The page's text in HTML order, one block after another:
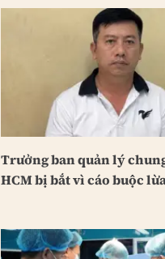
Trưởng ban quản lý
HCM bị bắt vì cáo buộc